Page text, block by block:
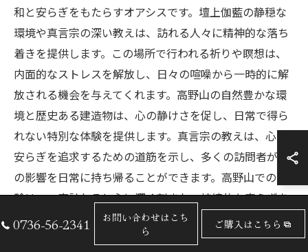
和と安らぎをもたらすオアシスです。壇上伽藍の静穏な
環境や真言宗の深い教えは、訪れる人々に精神的な落ち
着きを提供します。この場所で行われる祈りや瞑想は、
内面的なストレスを解放し、日々の喧噪から一時的に解
放される機会を与えてくれます。高野山の自然豊かな環
境と歴史ある建造物は、心の静けさを促し、日常で得ら
れない特別な体験を提供します。真言宗の教えは、心の
安らぎを追求するための道筋を示し、多くの訪問者がそ
の影響を日常に持ち帰ることができます。高野山での体
験は、一度訪れると心に深く刻まれ、持続的な安らぎを
もたらすことでしょう。
0736-56-2341
お問い合わせはこち
ら
ご購入はこちら